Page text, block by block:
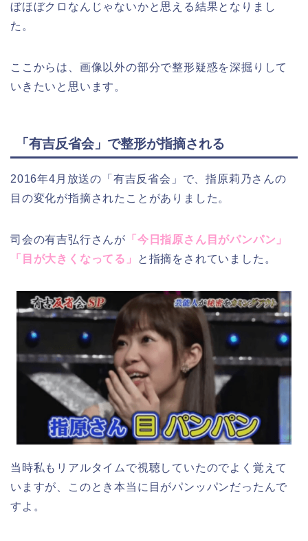
ぼほぼクロなんじゃないかと思える結果となりまし
た。
ここからは、画像以外の部分で整形疑惑を深掘りして
いきたいと思います。
「有吉反省会」で整形が指摘される
2016年4月放送の「有吉反省会」で、指原莉乃さんの
目の変化が指摘されたことがありました。
司会の有吉弘行さんが 「今日指原さん目がパンパン」
「目が大きくなってる」
と指摘をされていました。
当時私もリアルタイムで視聴していたのでよく覚えて
いますが、このとき本当に目がパンッパンだったんで
すよ。